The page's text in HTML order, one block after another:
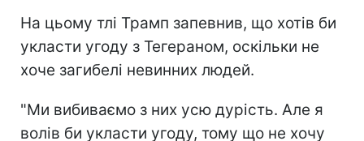
На цьому тлі Трамп запевнив, що хотів би
укласти угоду з Тегераном, оскільки не
хоче загибелі невинних людей.
"Ми вибиваємо з них усю дурість. Але я
волів би укласти угоду, тому що не хочу